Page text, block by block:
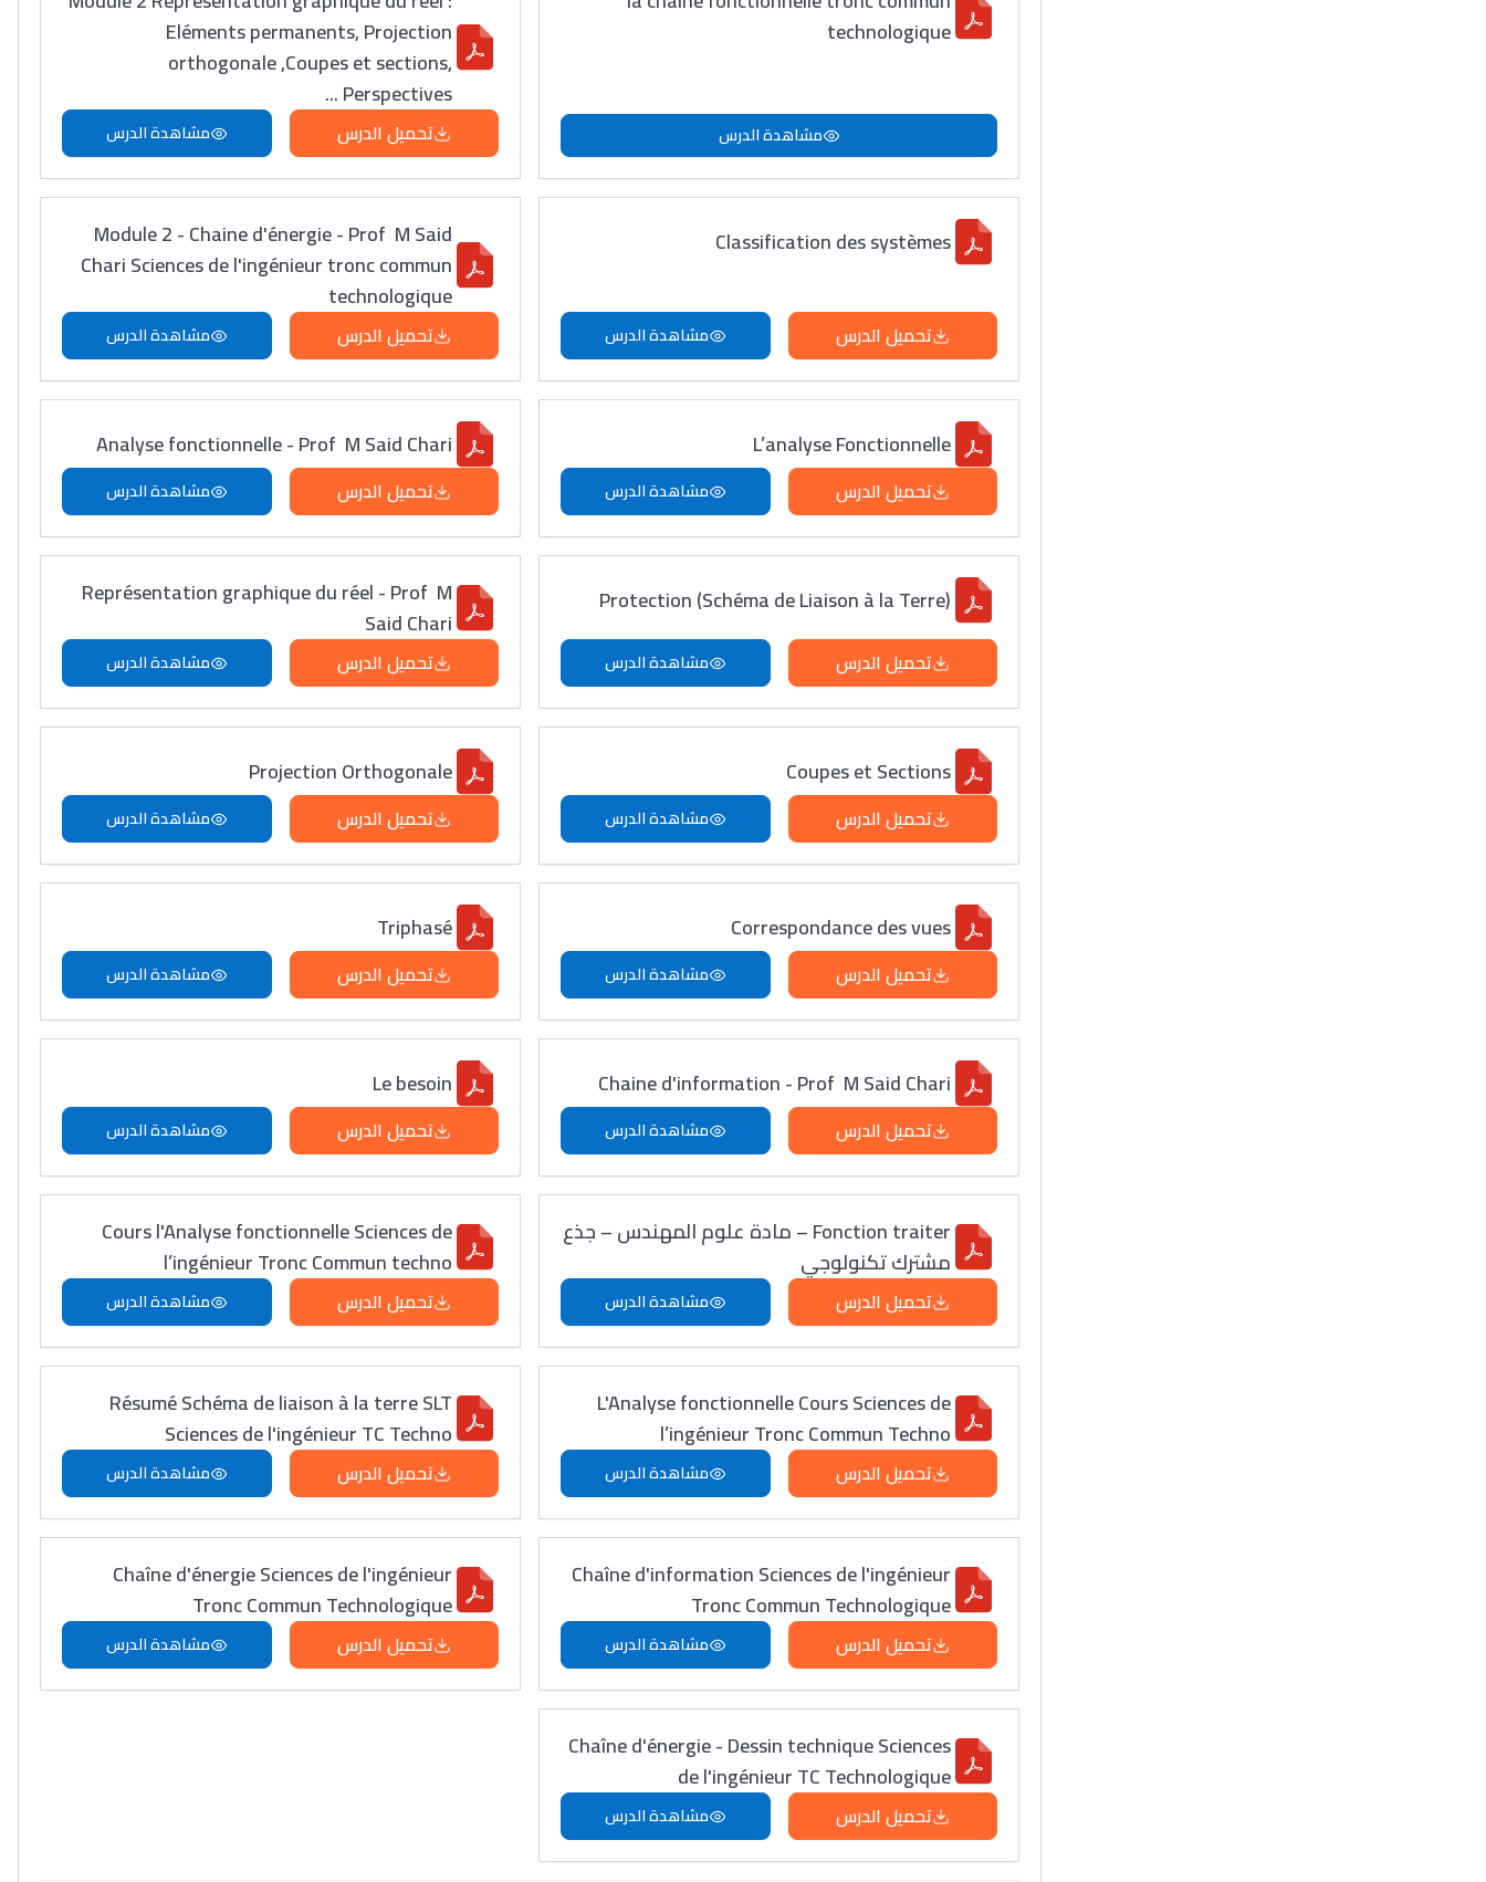
technologique
مشاهدة الدرس
Eléments permanents, Projection
orthogonale ,Coupes et sections,
Perspectives ...
تحميل الدرس مشاهدة الدرس
Classification des systèmes
تحميل الدرس مشاهدة الدرس
Module 2 - Chaine d'énergie - Prof M Said
Chari Sciences de l'ingénieur tronc commun
technologique
تحميل الدرس مشاهدة الدرس
L’analyse Fonctionnelle
تحميل الدرس مشاهدة الدرس
Analyse fonctionnelle - Prof M Said Chari
تحميل الدرس مشاهدة الدرس
Protection (Schéma de Liaison à la Terre)
تحميل الدرس مشاهدة الدرس
Représentation graphique du réel - Prof M
Said Chari
تحميل الدرس مشاهدة الدرس
Coupes et Sections
تحميل الدرس مشاهدة الدرس
Projection Orthogonale
تحميل الدرس مشاهدة الدرس
Correspondance des vues
تحميل الدرس مشاهدة الدرس
Triphasé
تحميل الدرس مشاهدة الدرس
Chaine d'information - Prof M Said Chari
تحميل الدرس مشاهدة الدرس
Le besoin
تحميل الدرس مشاهدة الدرس
Fonction traiter – مادة علوم المهندس – جذع
مشترك تكنولوجي
تحميل الدرس مشاهدة الدرس
Cours l'Analyse fonctionnelle Sciences de
l’ingénieur Tronc Commun techno
تحميل الدرس مشاهدة الدرس
L'Analyse fonctionnelle Cours Sciences de
l’ingénieur Tronc Commun Techno
تحميل الدرس مشاهدة الدرس
Résumé Schéma de liaison à la terre SLT
Sciences de l'ingénieur TC Techno
تحميل الدرس مشاهدة الدرس
Chaîne d'information Sciences de l'ingénieur
Tronc Commun Technologique
تحميل الدرس مشاهدة الدرس
Chaîne d'énergie Sciences de l'ingénieur
Tronc Commun Technologique
تحميل الدرس مشاهدة الدرس
Chaîne d'énergie - Dessin technique Sciences
de l'ingénieur TC Technologique
تحميل الدرس مشاهدة الدرس